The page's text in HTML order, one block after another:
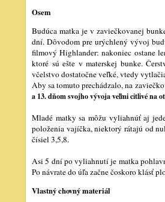
Osem
Budúca matka je v zaviečkovanej
dní. Dôvodom pre urýchlený vývoj
filmový Highlander: nakoniec ostane
ktoré sú ešte v materskej bunke.
včelstvo dostatočne veľké, vtedy
Aby sa tomuto prechádzalo, na
a 13. dňom svojho vývoja veľmi citlivé na
Mladé matky sa môžu vyliahnúť aj
položenia vajíčka, niektorý rátajú od
čísiel 3,5,8.
Asi 5 dní po vyliahnutí je matka
Po návrate do úľa začne čoskoro klásť
Vlastný chovný materiál